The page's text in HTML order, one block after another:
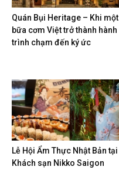
Quán Bụi Heritage – Khi một
bữa cơm Việt trở thành hành
trình chạm đến ký ức
Lễ Hội Ẩm Thực Nhật Bản tại
Khách sạn Nikko Saigon